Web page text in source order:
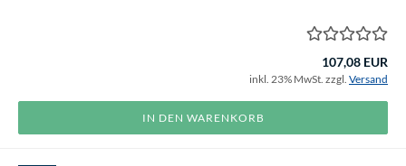
107,08 EUR
inkl. 23% MwSt. zzgl. Versand
IN DEN WARENKORB